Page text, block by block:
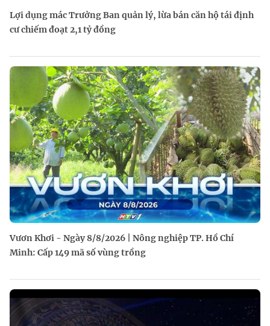
Lợi dụng mác Trưởng Ban quản lý, lừa bán căn hộ tái định
cư chiếm đoạt 2,1 tỷ đồng
Vươn Khơi - Ngày 8/8/2026 | Nông nghiệp TP. Hồ Chí
Minh: Cấp 149 mã số vùng trồng